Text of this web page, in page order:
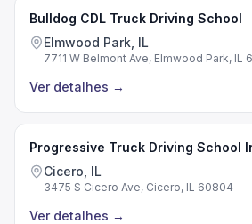
Bulldog CDL Truck Driving School
Elmwood Park, IL
7711 W Belmont Ave, Elmwood Park, IL
Ver detalhes →
Progressive Truck Driving School
Cicero, IL
3475 S Cicero Ave, Cicero, IL 60804
Ver detalhes →